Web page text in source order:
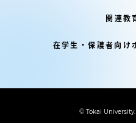
関連教
在学生・保護者向け
© Tokai